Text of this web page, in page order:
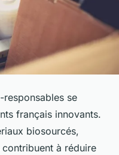
se
français innovants.
biosourcés,
à réduire